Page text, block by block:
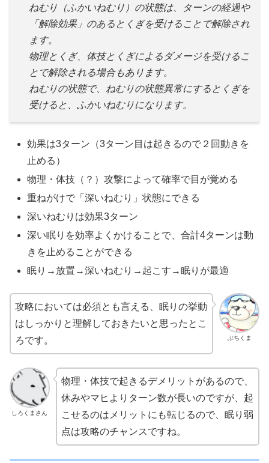
ねむり（ふかいねむり）の状態は、ターンの経過や
「解除効果」のあるとくぎを受けることで解除され
ます。
物理とくぎ、体技とくぎによるダメージを受けるこ
とで解除される場合もあります。
ねむりの状態で、ねむりの状態異常にするとくぎを
受けると、ふかいねむりになります。
効果は3ターン（3ターン目は起きるので２回動きを
止める）
物理・体技（？）攻撃によって確率で目が覚める
重ねがけで「深いねむり」状態にできる
深いねむりは効果3ターン
深い眠りを効率よくかけることで、合計4ターンは動
きを止めることができる
眠り→放置→深いねむり→起こす→眠りが最適
ぶちくま
攻略においては必須とも言える、眠りの挙動
はしっかりと理解しておきたいと思ったとこ
ろです。
しろくまさん
物理・体技で起きるデメリットがあるので、
休みやマヒよりターン数が長いのですが、起
こせるのはメリットにも転じるので、眠り弱
点は攻略のチャンスですね。